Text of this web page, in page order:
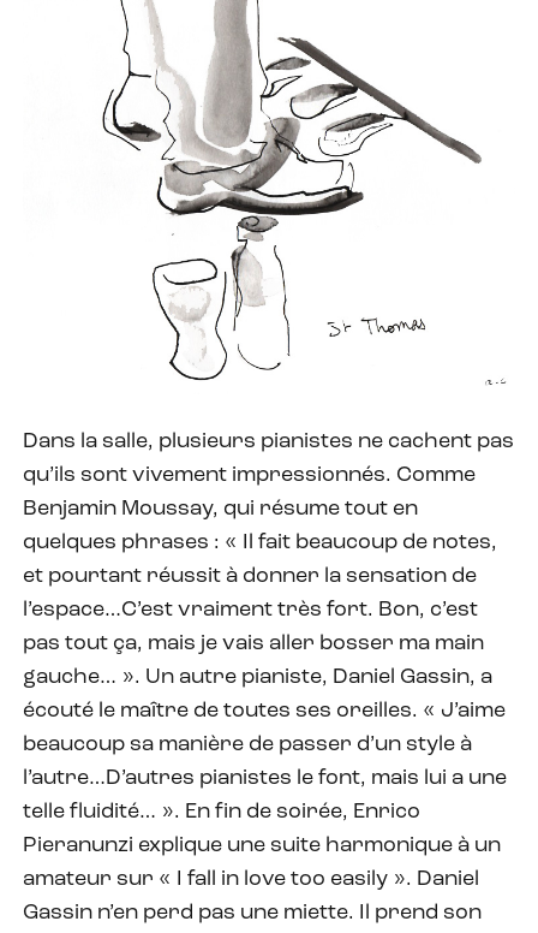
Dans la salle, plusieurs pianistes ne cachent pas
qu’ils sont vivement impressionnés. Comme
Benjamin Moussay, qui résume tout en
quelques phrases : « Il fait beaucoup de notes,
et pourtant réussit à donner la sensation de
l’espace…C’est vraiment très fort. Bon, c’est
pas tout ça, mais je vais aller bosser ma main
gauche… ». Un autre pianiste, Daniel Gassin, a
écouté le maître de toutes ses oreilles. « J’aime
beaucoup sa manière de passer d’un style à
l’autre…D’autres pianistes le font, mais lui a une
telle fluidité… ». En fin de soirée, Enrico
Pieranunzi explique une suite harmonique à un
amateur sur « I fall in love too easily ». Daniel
Gassin n’en perd pas une miette. Il prend son